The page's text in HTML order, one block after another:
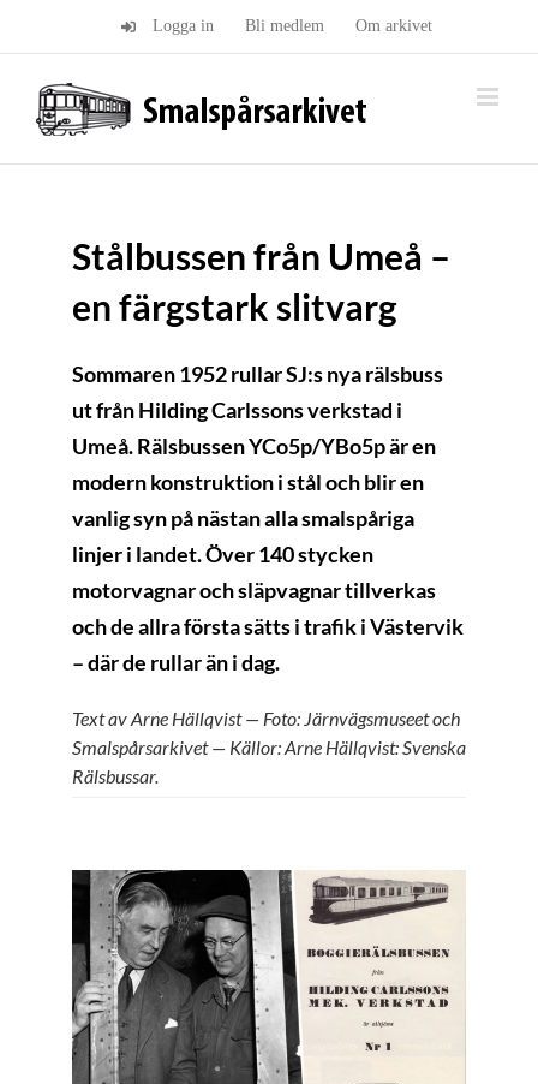
Logga in Bli medlem Om arkivet
Stålbussen från Umeå –
en färgstark slitvarg
Sommaren 1952 rullar SJ:s nya rälsbuss
ut från Hilding Carlssons verkstad i
Umeå. Rälsbussen YCo5p/YBo5p är en
modern konstruktion i stål och blir en
vanlig syn på nästan alla smalspåriga
linjer i landet. Över 140 stycken
motorvagnar och släpvagnar tillverkas
och de allra första sätts i trafik i Västervik
– där de rullar än i dag.
Text av Arne Hällqvist — Foto: Järnvägsmuseet och
Smalspårsarkivet— Källor: Arne Hällqvist: Svenska
Rälsbussar.